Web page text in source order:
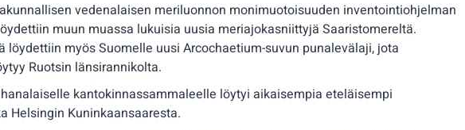
vedenalaisen meriluonnon monimuotoisuuden inventointiohjelman
muun muassa lukuisia uusia meriajokasniittyjä Saaristomereltä.
löydettiin myös Suomelle uusi Arcochaetium-suvun punalevälaji, jota
Ruotsin länsirannikolta.
kantokinnassammaleelle löytyi aikaisempia eteläisempi
Helsingin Kuninkaansaaresta.